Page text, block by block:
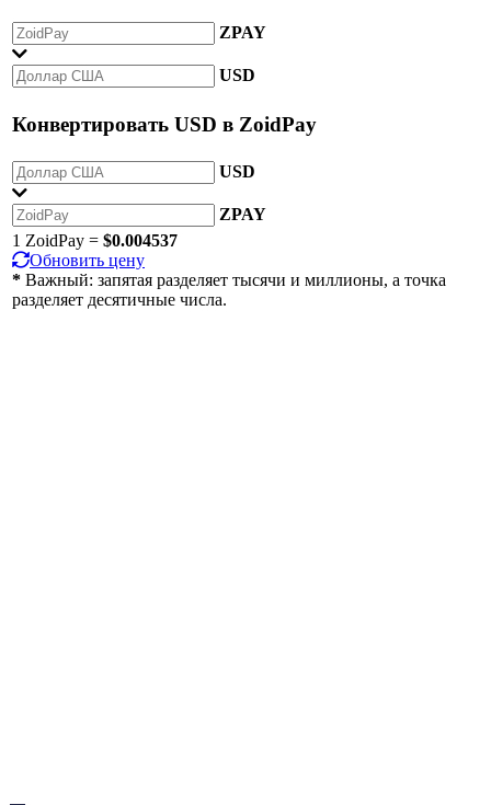
ZPAY
USD
Конвертировать USD в ZoidPay
USD
ZPAY
1 ZoidPay = $0.004537
Обновить цену
* Важный: запятая разделяет тысячи и миллионы, а точка
разделяет десятичные числа.